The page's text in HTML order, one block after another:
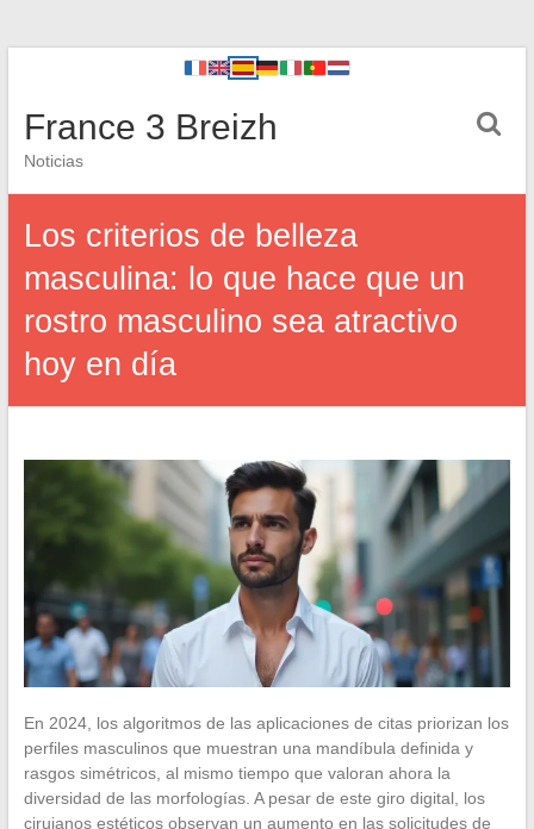
France 3 Breizh
Noticias
Los criterios de belleza
masculina: lo que hace que un
rostro masculino sea atractivo
hoy en día
En 2024, los algoritmos de las aplicaciones de citas priorizan los
perfiles masculinos que muestran una mandíbula definida y
rasgos simétricos, al mismo tiempo que valoran ahora la
diversidad de las morfologías. A pesar de este giro digital, los
cirujanos estéticos observan un aumento en las solicitudes de